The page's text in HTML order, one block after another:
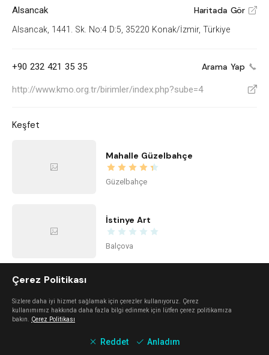
Alsancak Haritada Gör V
Alsancak, 1441. Sk. No:4 D:5, 35220 Konak/İzmir, Türkiye
+90 232 421 35 35 Arama Yap
http://www.kmo.org.tr/birimler/index.php?sube=4 V
Keşfet
Mahalle Güzelbahçe
Güzelbahçe
İstinye Art
Balçova
Alaçatı
Çerez Politikası
Sizlere daha iyi hizmet sağlamak için çerezler kullanıyoruz. Çerez
kullanımımız hakkında daha fazla bilgi edinmek için lütfen çerez politikamıza
bakın. Çerez Politikası
Reddet Anladım